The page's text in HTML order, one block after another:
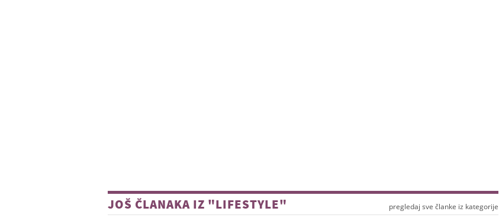
JOŠ ČLANAKA IZ "LIFESTYLE" pregledaj sve članke iz kategorije